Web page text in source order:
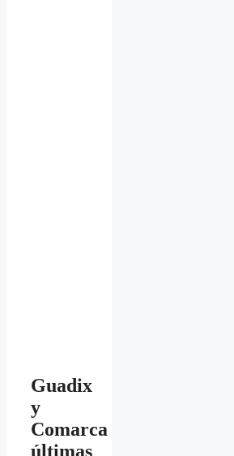
Guadix
y
Comarca
últimas